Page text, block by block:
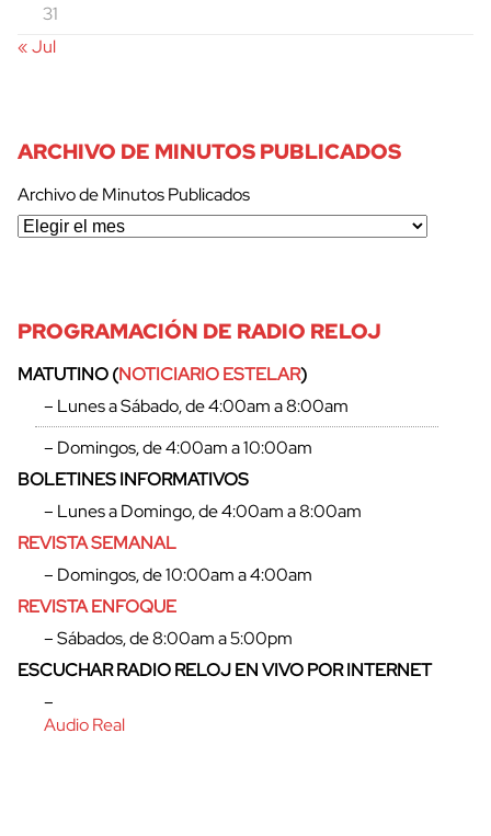
31
« Jul
ARCHIVO DE MINUTOS PUBLICADOS
Archivo de Minutos Publicados
PROGRAMACIÓN DE RADIO RELOJ
MATUTINO (NOTICIARIO ESTELAR)
– Lunes a Sábado, de 4:00am a 8:00am
– Domingos, de 4:00am a 10:00am
BOLETINES INFORMATIVOS
– Lunes a Domingo, de 4:00am a 8:00am
REVISTA SEMANAL
– Domingos, de 10:00am a 4:00am
REVISTA ENFOQUE
– Sábados, de 8:00am a 5:00pm
ESCUCHAR RADIO RELOJ EN VIVO POR INTERNET
–
Audio Real